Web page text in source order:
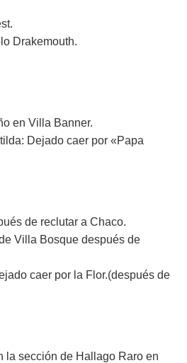
Drakemouth.
en Villa Banner.
Dejado caer por «Papa
de reclutar a Chaco.
Villa Bosque después de
caer por la Flor.(después de
la sección de Hallago Raro en